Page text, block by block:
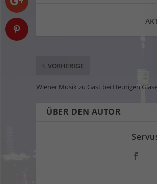
VORHERIGE
Wiener Musik zu Gast bei Heurigen
ÜBER DEN AUTOR